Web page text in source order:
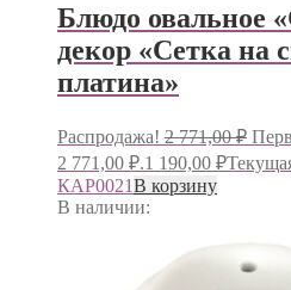
Блюдо овальное
декор «Сетка на
платина»
Распродажа! 2 771,00₽
2 771,00 ₽.1 190,00 ₽
КАР0021В корзину
В наличии: